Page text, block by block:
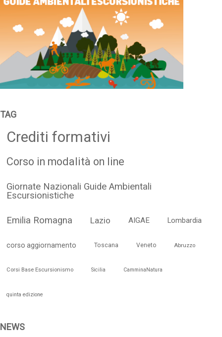
TAG
Crediti formativi
Corso in modalità on line
Giornate Nazionali Guide Ambientali
Escursionistiche
Emilia Romagna Lazio AIGAE Lombardia
corso aggiornamento Toscana Veneto Abruzzo
Corsi Base Escursionismo Sicilia CamminaNatura
quinta edizione
NEWS